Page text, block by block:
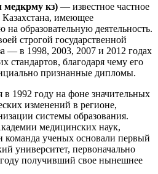
медкрму кз) — известное частное
Казахстана, имеющее
образовательную деятельность.
строгой государственной
— в 1998, 2003, 2007 и 2012 годах
стандартов, благодаря чему его
признанные дипломы.
1992 году на фоне значительных
изменений в регионе,
системы образования.
медицинских наук,
ученых основали первый
университет, первоначально
получивший свое нынешнее